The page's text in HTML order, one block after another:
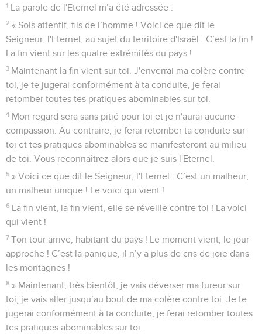
1 La parole de l'Eternel m’a été adressée :
2 « Sois attentif, fils de l’homme ! Voici ce que dit le
Seigneur, l'Eternel, au sujet du territoire d'Israël : C’est la fin !
La fin vient sur les quatre extrémités du pays !
3 Maintenant la fin vient sur toi. J'enverrai ma colère contre
toi, je te jugerai conformément à ta conduite, je ferai
retomber toutes tes pratiques abominables sur toi.
4 Mon regard sera sans pitié pour toi et je n'aurai aucune
compassion. Au contraire, je ferai retomber ta conduite sur
toi et tes pratiques abominables se manifesteront au milieu
de toi. Vous reconnaîtrez alors que je suis l'Eternel.
5 » Voici ce que dit le Seigneur, l'Eternel : C’est un malheur,
un malheur unique ! Le voici qui vient !
6 La fin vient, la fin vient, elle se réveille contre toi ! La voici
qui vient !
7 Ton tour arrive, habitant du pays ! Le moment vient, le jour
approche ! C’est la panique, il n’y a plus de cris de joie dans
les montagnes !
8 » Maintenant, très bientôt, je vais déverser ma fureur sur
toi, je vais aller jusqu’au bout de ma colère contre toi. Je te
jugerai conformément à ta conduite, je ferai retomber toutes
tes pratiques abominables sur toi.